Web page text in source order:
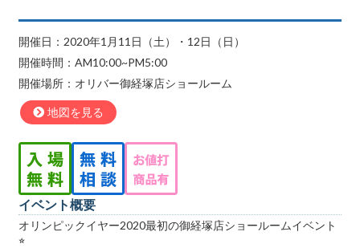
開催日：2020年1月11日（土）・12日（日）
開催時間：AM10:00~PM5:00
開催場所：オリバー御経塚店ショールーム
地図を見る
イベント概要
オリンピックイヤー2020最初の御経塚店ショールームイベント
⭐︎